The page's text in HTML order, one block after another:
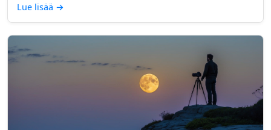
Lue lisää →